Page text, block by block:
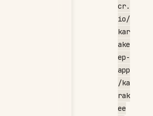
cr.
io/
kar
ake
ep-
app
/ka
rak
ee